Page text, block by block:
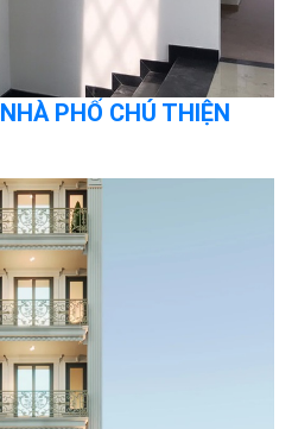
PHỐ CHÚ THIỆN